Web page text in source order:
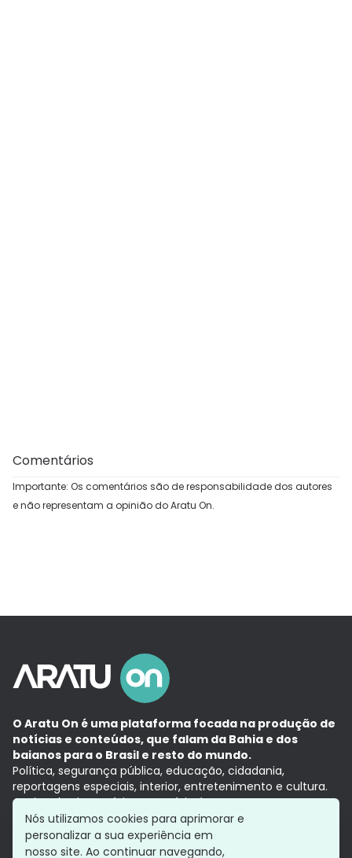
Comentários
Importante: Os comentários são de responsabilidade dos autores
e não representam a opinião do Aratu On.
O Aratu On é uma plataforma focada na produção de
notícias e conteúdos, que falam da Bahia e dos
baianos para o Brasil e resto do mundo.
Política, segurança pública, educação, cidadania,
reportagens especiais, interior, entretenimento e cultura.
Aqui, tudo vira notícia e a notícia é no tempo presente,
com a credibilidade do Grupo Aratu.
Grupo Aratu
Política de privacidade
Nós utilizamos cookies para aprimorar e
personalizar a sua experiência em
nosso site. Ao continuar navegando,